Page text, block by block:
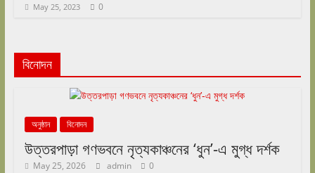
May 25, 2023 0
বিনোদন
অনুষ্ঠান বিনোদন
উত্তরপাড়া গণভবনে নৃত্যকাঞ্চনের ‘ধুন’-এ মুগ্ধ দর্শক
May 25, 2026 admin 0